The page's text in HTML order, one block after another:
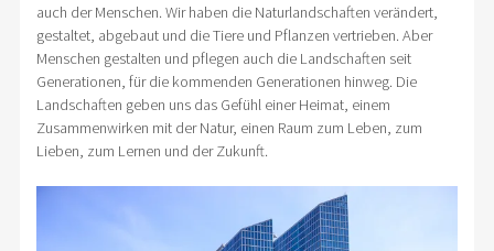
auch der Menschen. Wir haben die Naturlandschaften verändert,
gestaltet, abgebaut und die Tiere und Pflanzen vertrieben. Aber
Menschen gestalten und pflegen auch die Landschaften seit
Generationen, für die kommenden Generationen hinweg. Die
Landschaften geben uns das Gefühl einer Heimat, einem
Zusammenwirken mit der Natur, einen Raum zum Leben, zum
Lieben, zum Lernen und der Zukunft.